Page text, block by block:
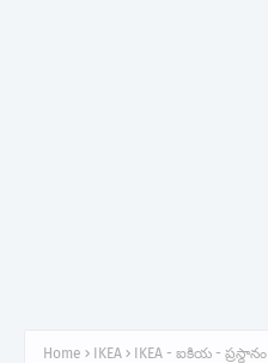
Home IKEA IKEA - ఐకియ - ప్రస్థానం